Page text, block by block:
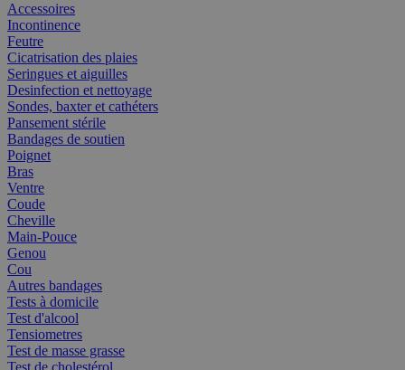
Accessoires
Incontinence
Feutre
Cicatrisation des plaies
Seringues et aiguilles
Desinfection et nettoyage
Sondes, baxter et cathéters
Pansement stérile
Bandages de soutien
Poignet
Bras
Ventre
Coude
Cheville
Main-Pouce
Genou
Cou
Autres bandages
Tests à domicile
Test d'alcool
Tensiometres
Test de masse grasse